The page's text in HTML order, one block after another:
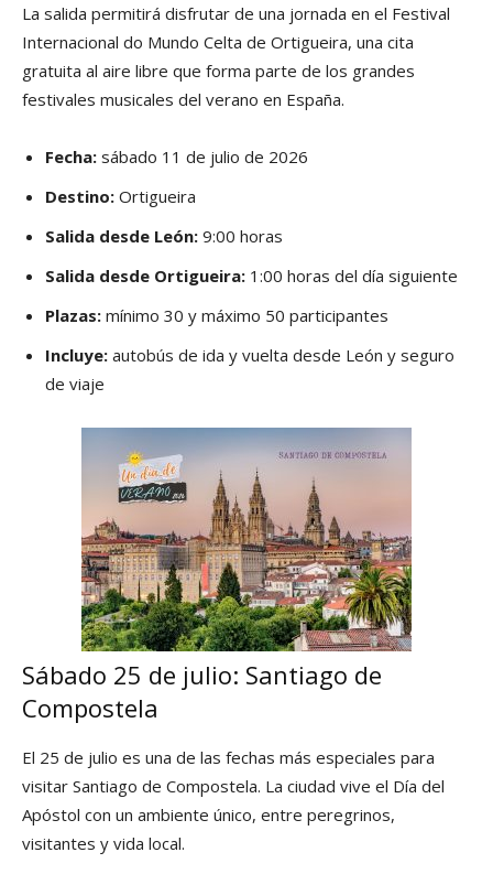
La salida permitirá disfrutar de una jornada en el Festival
Internacional do Mundo Celta de Ortigueira, una cita
gratuita al aire libre que forma parte de los grandes
festivales musicales del verano en España.
Fecha: sábado 11 de julio de 2026
Destino: Ortigueira
Salida desde León: 9:00 horas
Salida desde Ortigueira: 1:00 horas del día siguiente
Plazas: mínimo 30 y máximo 50 participantes
Incluye: autobús de ida y vuelta desde León y seguro
de viaje
Sábado 25 de julio: Santiago de
Compostela
El 25 de julio es una de las fechas más especiales para
visitar Santiago de Compostela. La ciudad vive el Día del
Apóstol con un ambiente único, entre peregrinos,
visitantes y vida local.